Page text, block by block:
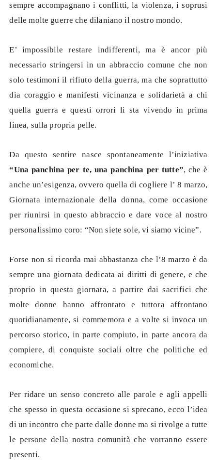
sempre accompagnano i conflitti, la violenza, i soprusi
delle molte guerre che dilaniano il nostro mondo.
E’ impossibile restare indifferenti, ma è ancor più
necessario stringersi in un abbraccio comune che non
solo testimoni il rifiuto della guerra, ma che soprattutto
dia coraggio e manifesti vicinanza e solidarietà a chi
quella guerra e questi orrori li sta vivendo in prima
linea, sulla propria pelle.
Da questo sentire nasce spontaneamente l’iniziativa
“Una panchina per te, una panchina per tutte”, che è
anche un’esigenza, ovvero quella di cogliere l’ 8 marzo,
Giornata internazionale della donna, come occasione
per riunirsi in questo abbraccio e dare voce al nostro
personalissimo coro: “Non siete sole, vi siamo vicine”.
Forse non si ricorda mai abbastanza che l’8 marzo è da
sempre una giornata dedicata ai diritti di genere, e che
proprio in questa giornata, a partire dai sacrifici che
molte donne hanno affrontato e tuttora affrontano
quotidianamente, si commemora e a volte si invoca un
percorso storico, in parte compiuto, in parte ancora da
compiere, di conquiste sociali oltre che politiche ed
economiche.
Per ridare un senso concreto alle parole e agli appelli
che spesso in questa occasione si sprecano, ecco l’idea
di un incontro che parte dalle donne ma si rivolge a tutte
le persone della nostra comunità che vorranno essere
presenti.